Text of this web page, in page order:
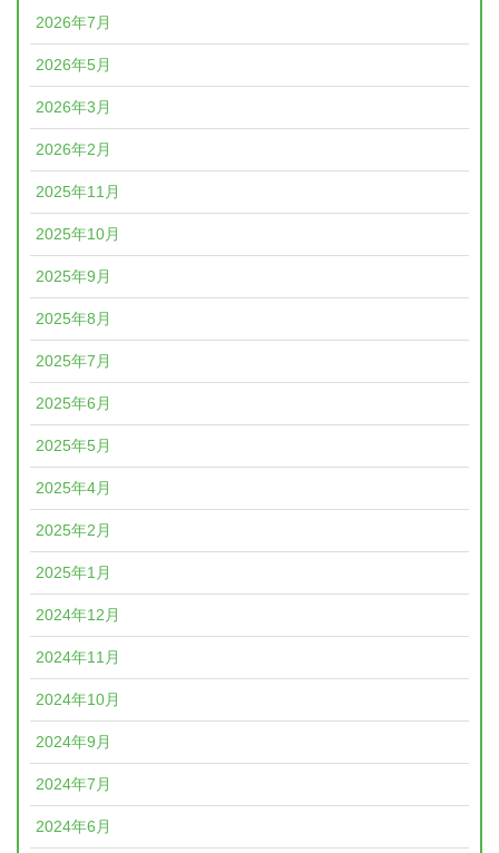
2026年7月
2026年5月
2026年3月
2026年2月
2025年11月
2025年10月
2025年9月
2025年8月
2025年7月
2025年6月
2025年5月
2025年4月
2025年2月
2025年1月
2024年12月
2024年11月
2024年10月
2024年9月
2024年7月
2024年6月